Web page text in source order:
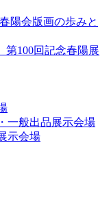
陽会版画の歩みと
100回記念春陽展
一般出品展示会場
示会場